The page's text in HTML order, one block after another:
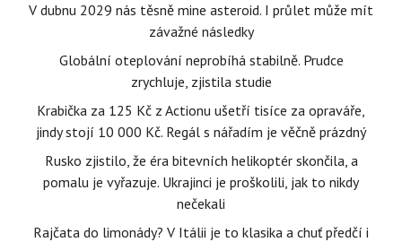
V dubnu 2029 nás těsně mine asteroid. I průlet může mít
závažné následky
Globální oteplování neprobíhá stabilně. Prudce
zrychluje, zjistila studie
Krabička za 125 Kč z Actionu ušetří tisíce za opraváře,
jindy stojí 10 000 Kč. Regál s nářadím je věčně prázdný
Rusko zjistilo, že éra bitevních helikoptér skončila, a
pomalu je vyřazuje. Ukrajinci je proškolili, jak to nikdy
nečekali
Rajčata do limonády? V Itálii je to klasika a chuť předčí i